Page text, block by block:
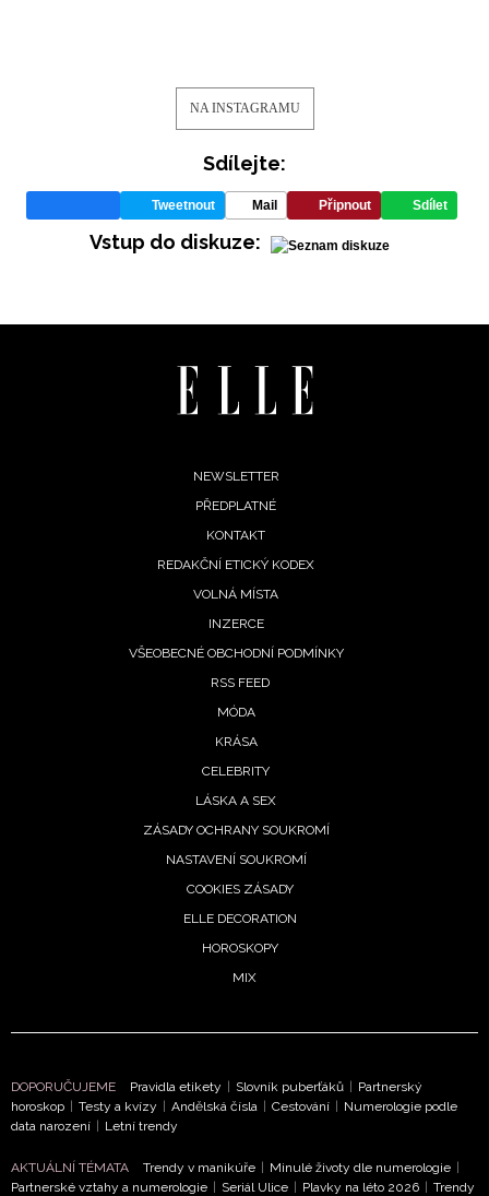
NA INSTAGRAMU
Sdílejte:
Tweetnout Mail Připnout Sdílet
Vstup do diskuze:
NEWSLETTER
PŘEDPLATNÉ
KONTAKT
REDAKČNÍ ETICKÝ KODEX
VOLNÁ MÍSTA
INZERCE
VŠEOBECNÉ OBCHODNÍ PODMÍNKY
RSS FEED
MÓDA
KRÁSA
CELEBRITY
LÁSKA A SEX
ZÁSADY OCHRANY SOUKROMÍ
NASTAVENÍ SOUKROMÍ
COOKIES ZÁSADY
ELLE DECORATION
HOROSKOPY
MIX
DOPORUČUJEME Pravidla etikety | Slovník puberťáků | Partnerský
horoskop | Testy a kvízy | Andělská čísla | Cestování | Numerologie podle
data narození | Letní trendy
AKTUÁLNÍ TÉMATA Trendy v manikúře | Minulé životy dle numerologie |
Partnerské vztahy a numerologie | Seriál Ulice | Plavky na léto 2026 | Trendy